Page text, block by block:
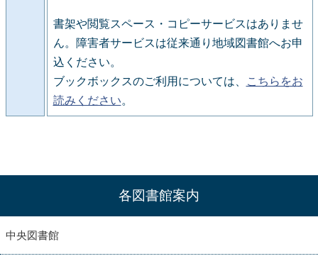
書架や閲覧スペース・コピーサービスはありませ
ん。障害者サービスは従来通り地域図書館へお申
込ください。
ブックボックスのご利用については、
こちらをお
読みください。
各図書館案内
中央図書館